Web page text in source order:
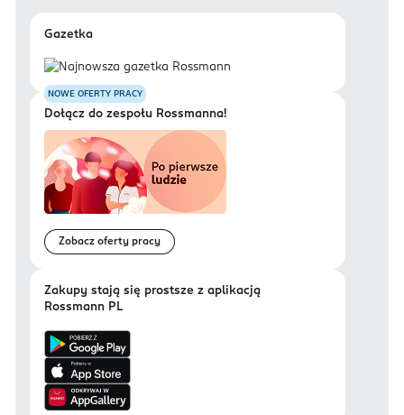
Gazetka
NOWE OFERTY PRACY
Dołącz do zespołu Rossmanna!
Zobacz oferty pracy
Zakupy stają się prostsze z aplikacją
Rossmann PL